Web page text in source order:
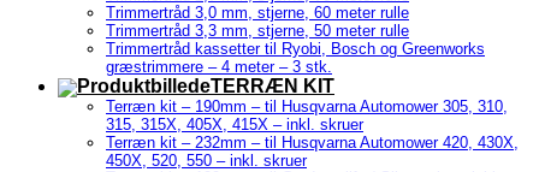
Trimmertråd 3,0 mm, stjerne, 60 meter rulle
Trimmertråd 3,3 mm, stjerne, 50 meter rulle
Trimmertråd kassetter til Ryobi, Bosch og Greenworks
græstrimmere – 4 meter – 3 stk.
TERRÆN KIT
Terræn kit – 190mm – til Husqvarna Automower 305, 310,
315, 315X, 405X, 415X – inkl. skruer
Terræn kit – 232mm – til Husqvarna Automower 420, 430X,
450X, 520, 550 – inkl. skruer